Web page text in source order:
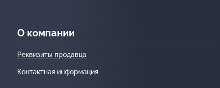
О компании
Реквизиты продавца
Контактная информация